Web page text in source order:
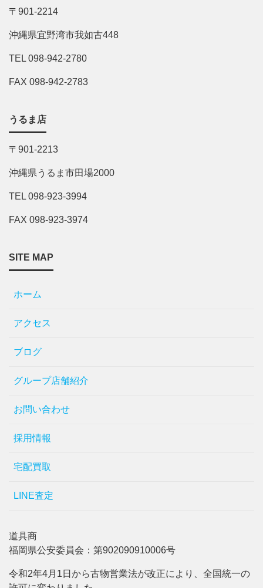
〒901-2214
沖縄県宜野湾市我如古448
TEL 098-942-2780
FAX 098-942-2783
うるま店
〒901-2213
沖縄県うるま市田場2000
TEL 098-923-3994
FAX 098-923-3974
SITE MAP
ホーム
アクセス
ブログ
グループ店舗紹介
お問い合わせ
採用情報
宅配買取
LINE査定
道具商
福岡県公安委員会：第902090910006号
令和2年4月1日から古物営業法が改正により、全国統一の